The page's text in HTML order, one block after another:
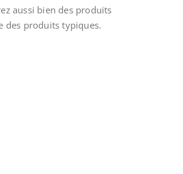
aussi bien des produits
des produits typiques.